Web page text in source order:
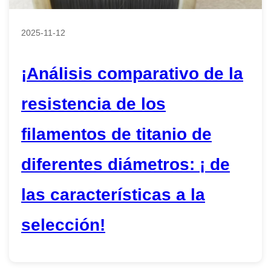
2025-11-12
¡Análisis comparativo de la
resistencia de los
filamentos de titanio de
diferentes diámetros: ¡ de
las características a la
selección!